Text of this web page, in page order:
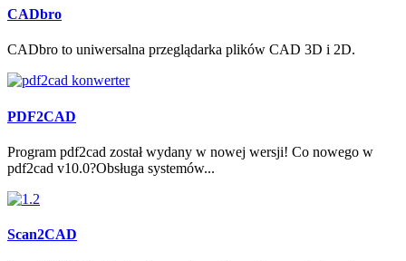
CADbro
CADbro to uniwersalna przeglądarka plików CAD 3D i 2D.
PDF2CAD
Program pdf2cad został wydany w nowej wersji! Co nowego w
pdf2cad v10.0?Obsługa systemów...
Scan2CAD